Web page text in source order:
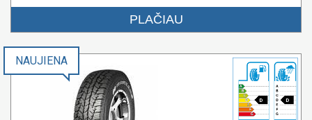
PLAČIAU
D D
NAUJIENA